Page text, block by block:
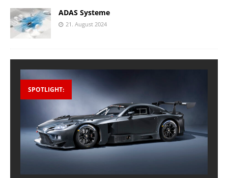
ADAS Systeme
21. August 2024
SPOTLIGHT: